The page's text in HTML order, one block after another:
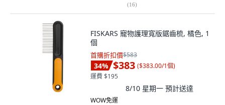
(16)
FISKARS 寵物護理寬版鋸齒梳, 橘色, 1
個
首購折扣價$583
34% $383 ($383.00/1個)
運費 $195
8/10 星期一 預計送達
WOW免運